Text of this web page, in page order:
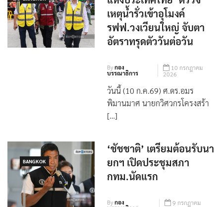
BANGKOK
‘นายกวิศวกรโครงสร้าง
แห่งประเทศไทย’ ตรวจ
เหตุน้ำรั่วเข้าอุโมงค์
รฟฟ.วงเวียนใหญ่ จับตา
อัตราทรุดตัววันต่อวัน
Byกอง
บรรณาธิการ
10 กรกฎาคม
2026
วันนี้ (10 ก.ค.69) ศ.ดร.อมร
BANGKOK
‘ชัชชาติ’ เตรียมต้อนรับนา
ยกฯ เปิดประชุมสภา
กทม.นัดแรก